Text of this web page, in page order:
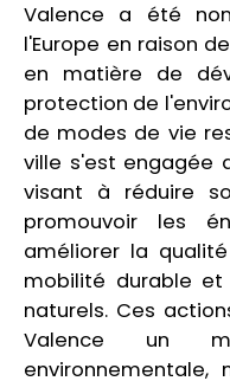
Valence a été
l'Europe en raison
en matière de
protection de
de modes de vie
ville s'est engagée
visant à réduire
promouvoir les
améliorer la
mobilité durable et
naturels. Ces
Valence un